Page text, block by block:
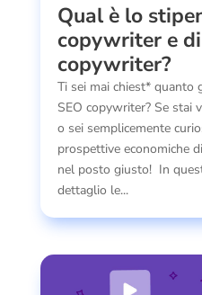
Qual è lo
copywriter e
copywriter?
Ti sei mai chiest* quanto
SEO copywriter? Se stai
o sei semplicemente
prospettive economiche
nel posto giusto! In
dettaglio le...